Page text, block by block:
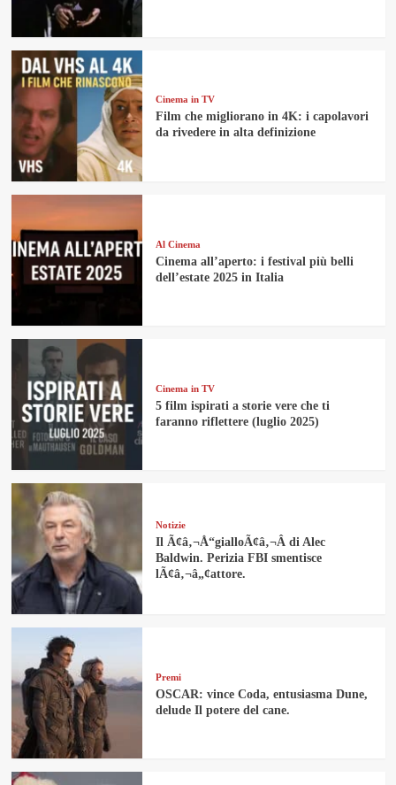
Cinema in TV
Film che migliorano in 4K: i capolavori
da rivedere in alta definizione
Al Cinema
Cinema all’aperto: i festival più belli
dell’estate 2025 in Italia
Cinema in TV
5 film ispirati a storie vere che ti
faranno riflettere (luglio 2025)
Notizie
Il Ã¢â‚¬Å“gialloÃ¢â‚¬Â di Alec
Baldwin. Perizia FBI smentisce
lÃ¢â‚¬â„¢attore.
Premi
OSCAR: vince Coda, entusiasma Dune,
delude Il potere del cane.